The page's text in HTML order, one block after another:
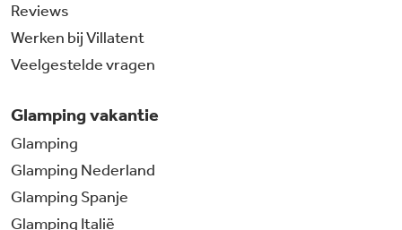
Reviews
Werken bij Villatent
Veelgestelde vragen
Glamping vakantie
Glamping
Glamping Nederland
Glamping Spanje
Glamping Italië